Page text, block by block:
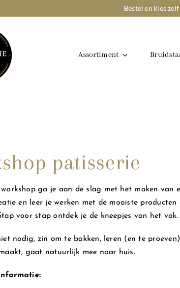
Bestel en kies
Assortiment
patisserie
workshop ga je aan de slag met het maken van
en leer je werken met de mooiste producten
voor stap ontdek je de kneepjes van het vak.
nodig, zin om te bakken, leren (en te
gaat natuurlijk mee naar huis.